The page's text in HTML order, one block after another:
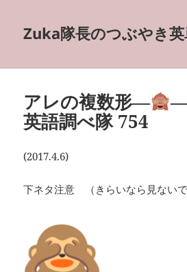
Zuka隊長のつぶやき
アレの複数形―
英語調べ隊 754
(2017.4.6)
下ネタ注意 （きらいなら見ないで